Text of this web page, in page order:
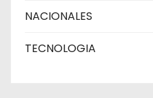
NACIONALES
TECNOLOGIA